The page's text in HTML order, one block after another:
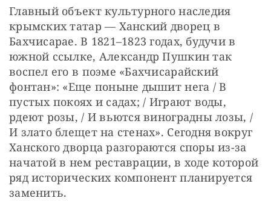
Главный объект культурного наследия
крымских татар — Ханский дворец в
Бахчисарае. В 1821–1823 годах, будучи в
южной ссылке, Александр Пушкин так
воспел его в поэме «Бахчисарайский
фонтан»: «Еще поныне дышит нега / В
пустых покоях и садах; / Играют воды,
рдеют розы, / И вьются виноградны лозы, /
И злато блещет на стенах». Сегодня вокруг
Ханского дворца разгораются споры из-за
начатой в нем реставрации, в ходе которой
ряд исторических компонент планируется
заменить.